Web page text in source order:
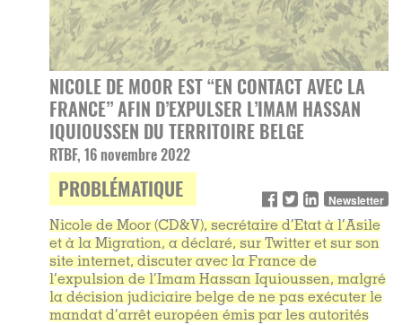
NICOLE DE MOOR EST “EN CONTACT AVEC LA
FRANCE” AFIN D’EXPULSER L’IMAM HASSAN
IQUIOUSSEN DU TERRITOIRE BELGE
RTBF, 16 novembre 2022
PROBLÉMATIQUE Newsletter
Nicole de Moor (CD&V), secrétaire d’Etat à l’Asile
et à la Migration, a déclaré, sur Twitter et sur son
site internet, discuter avec la France de
l’expulsion de l’Imam Hassan Iquioussen, malgré
la décision judiciaire belge de ne pas exécuter le
mandat d’arrêt européen émis par les autorités